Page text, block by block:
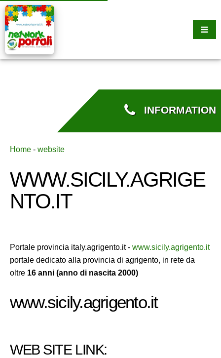
INFORMATION
Home - website
WWW.SICILY.AGRIGE
NTO.IT
Portale provincia italy.agrigento.it - www.sicily.agrigento.it
portale dedicato alla provincia di agrigento, in rete da
oltre 16 anni (anno di nascita 2000)
www.sicily.agrigento.it
WEB SITE LINK: